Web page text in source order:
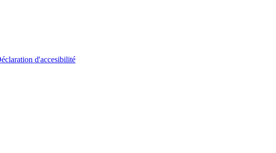
d'accesibilité